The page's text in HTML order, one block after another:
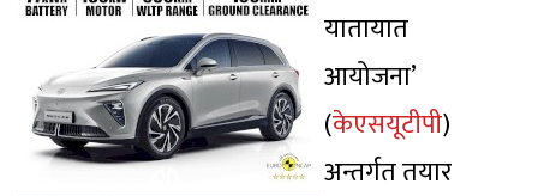
यातायात
आयोजना’
(केएसयूटीपी)
अन्तर्गत तयार